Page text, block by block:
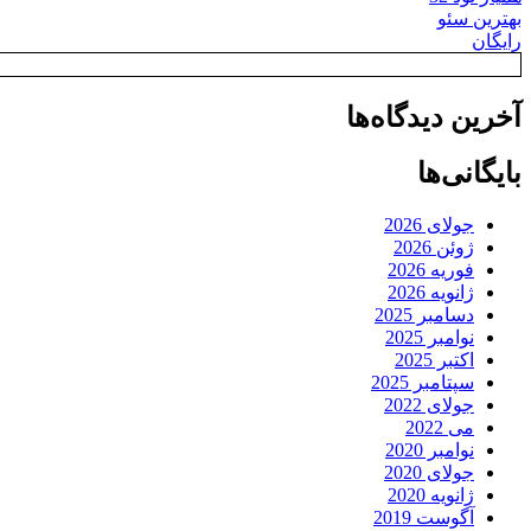
بهترین سئو
رایگان
آخرین دیدگاه‌ها
بایگانی‌ها
جولای 2026
ژوئن 2026
فوریه 2026
ژانویه 2026
دسامبر 2025
نوامبر 2025
اکتبر 2025
سپتامبر 2025
جولای 2022
می 2022
نوامبر 2020
جولای 2020
ژانویه 2020
آگوست 2019